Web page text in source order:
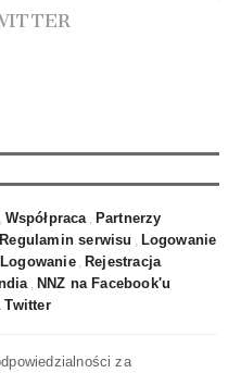
Współpraca
Partnerzy
Regulamin serwisu
Logowanie
Logowanie
Rejestracja
NNZ na Facebook'u
Twitter
za